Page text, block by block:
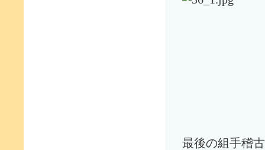
最後の組手稽